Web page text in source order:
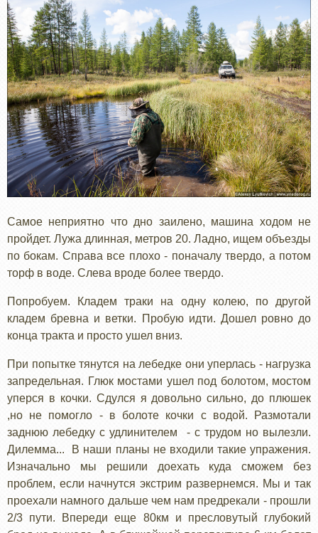
Самое неприятно что дно заилено, машина ходом не
пройдет. Лужа длинная, метров 20. Ладно, ищем объезды
по бокам. Справа все плохо - поначалу твердо, а потом
торф в воде. Слева вроде более твердо.
Попробуем. Кладем траки на одну колею, по другой
кладем бревна и ветки. Пробую идти. Дошел ровно до
конца тракта и просто ушел вниз.
При попытке тянутся на лебедке они уперлась - нагрузка
запредельная. Глюк мостами ушел под болотом, мостом
уперся в кочки. Сдулся я довольно сильно, до плюшек
,но не помогло - в болоте кочки с водой. Размотали
заднюю лебедку с удлинителем - с трудом но вылезли.
Дилемма... В наши планы не входили такие упражения.
Изначально мы решили доехать куда сможем без
проблем, если начнутся экстрим развернемся. Мы и так
проехали намного дальше чем нам предрекали - прошли
2/3 пути. Впереди еще 80км и пресловутый глубокий